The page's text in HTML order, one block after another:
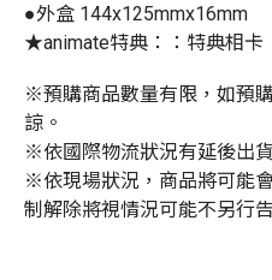
●外盒 144x125mmx16mm
★animate特典：：特典相卡
※預購商品數量有限，如預
諒。
※依國際物流狀況有延後出
※依現場狀況，商品將可能
制解除將視情況可能不另行